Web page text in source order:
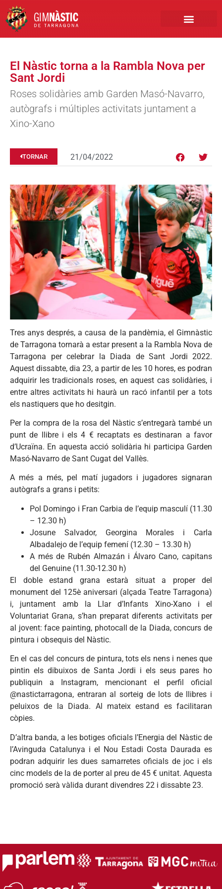
El Nàstic torna a la Rambla Nova per
Sant Jordi
Roses solidàries amb Garden Masó-Navarro,
autògrafs i múltiples activitats juntament a
Xino-Xano
TORNAR 21/04/2022
Tres anys després, a causa de la pandèmia, el Gimnàstic
de Tarragona tornarà a estar present a la Rambla Nova de
Tarragona per celebrar la Diada de Sant Jordi 2022.
Aquest dissabte, dia 23, a partir de les 10 hores, es podran
adquirir les tradicionals roses, en aquest cas solidàries, i
entre altres activitats hi haurà un racó infantil per a tots
els nastiquers que ho desitgin.
Per la compra de la rosa del Nàstic s’entregarà també un
punt de llibre i els 4 € recaptats es destinaran a favor
d’Ucraïna. En aquesta acció solidària hi participa Garden
Masó-Navarro de Sant Cugat del Vallès.
A més a més, pel matí jugadors i jugadores signaran
autògrafs a grans i petits:
Pol Domingo i Fran Carbia de l’equip masculí (11.30
– 12.30 h)
Josune Salvador, Georgina Morales i Carla
Albadalejo de l’equip femení (12.30 – 13.30 h)
A més de Rubén Almazán i Álvaro Cano, capitans
del Genuine (11.30-12.30 h)
El doble estand grana estarà situat a proper del
monument del 125è aniversari (alçada Teatre Tarragona)
i, juntament amb la Llar d’Infants Xino-Xano i el
Voluntariat Grana, s’han preparat diferents activitats per
al jovent: face painting, photocall de la Diada, concurs de
pintura i obsequis del Nàstic.
En el cas del concurs de pintura, tots els nens i nenes que
pintin els dibuixos de Santa Jordi i els seus pares ho
publiquin a Instagram, mencionant el perfil oficial
@nastictarragona, entraran al sorteig de lots de llibres i
peluixos de la Diada. Al mateix estand es facilitaran
còpies.
D’altra banda, a les botiges oficials l’Energia del Nàstic de
l’Avinguda Catalunya i el Nou Estadi Costa Daurada es
podran adquirir les dues samarretes oficials de joc i els
cinc models de la de porter al preu de 45 € unitat. Aquesta
promoció serà vàlida durant divendres 22 i dissabte 23.